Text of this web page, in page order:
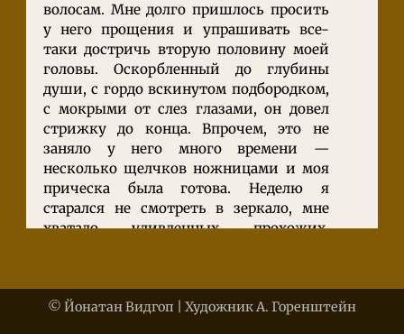
© Йонатан Видгоп | Художник А. Горенштейн
волосам. Мне долго пришлось просить
у него прощения и упрашивать все-
таки достричь вторую половину моей
головы. Оскорбленный до глубины
души, с гордо вскинутом подбородком,
с мокрыми от слез глазами, он довел
стрижку до конца. Впрочем, это не
заняло у него много времени —
несколько щелчков ножницами и моя
прическа была готова. Неделю я
старался не смотреть в зеркало, мне
хватало удивленных прохожих,
Ради справедливости надо заметить,
что нечасто я посещаю нашего